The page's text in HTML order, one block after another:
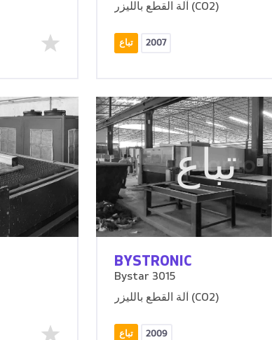
آلة القطع بالليزر (CO2)
تباع 2007
تباع
BYSTRONIC
Bystar 3015
آلة القطع بالليزر (CO2)
تباع 2009